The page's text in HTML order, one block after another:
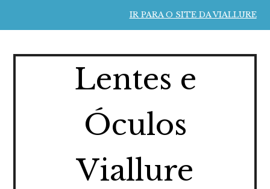
IR PARA O SITE DA VIALLURE
Lentes e
Óculos
Viallure